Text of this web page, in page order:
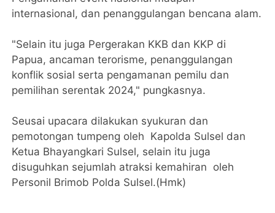
internasional, dan penanggulangan bencana alam.
"Selain itu juga Pergerakan KKB dan KKP di
Papua, ancaman terorisme, penanggulangan
konflik sosial serta pengamanan pemilu dan
pemilihan serentak 2024," pungkasnya.
Seusai upacara dilakukan syukuran dan
pemotongan tumpeng oleh Kapolda Sulsel dan
Ketua Bhayangkari Sulsel, selain itu juga
disuguhkan sejumlah atraksi kemahiran oleh
Personil Brimob Polda Sulsel.(Hmk)